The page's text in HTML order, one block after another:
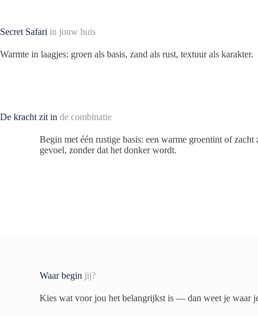
Secret Safari in jouw huis
Warmte in laagjes: groen als basis, zand als rust, textuur als karakter.
De kracht zit in de combinatie
Begin met één rustige basis: een warme groentint of
gevoel, zonder dat het donker wordt.
Waar begin jij?
Kies wat voor jou het belangrijkst is — dan weet je waar